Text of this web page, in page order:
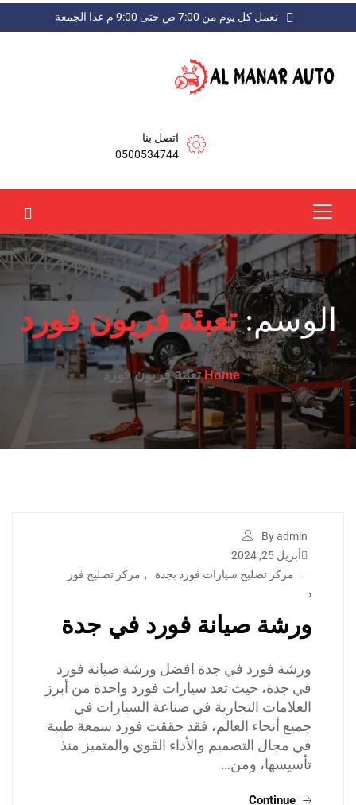
نعمل كل يوم من 7:00 ص حتى 9:00 م عدا الجمعة
اتصل بنا
0500534744
الوسم:تعبئة فريون فورد
Homeتعبئة فريون فورد
By admin
أبريل 25, 2024
مركز تصليح سيارات فورد بجدة
, مركز تصليح فور
د
ورشة صيانة فورد في جدة
ورشة فورد في جدة افضل ورشة صيانة فورد
في جدة، حيث تعد سيارات فورد واحدة من أبرز
العلامات التجارية في صناعة السيارات في
جميع أنحاء العالم، فقد حققت فورد سمعة طيبة
في مجال التصميم والأداء القوي والمتميز منذ
تأسيسها، ومن…
Continue